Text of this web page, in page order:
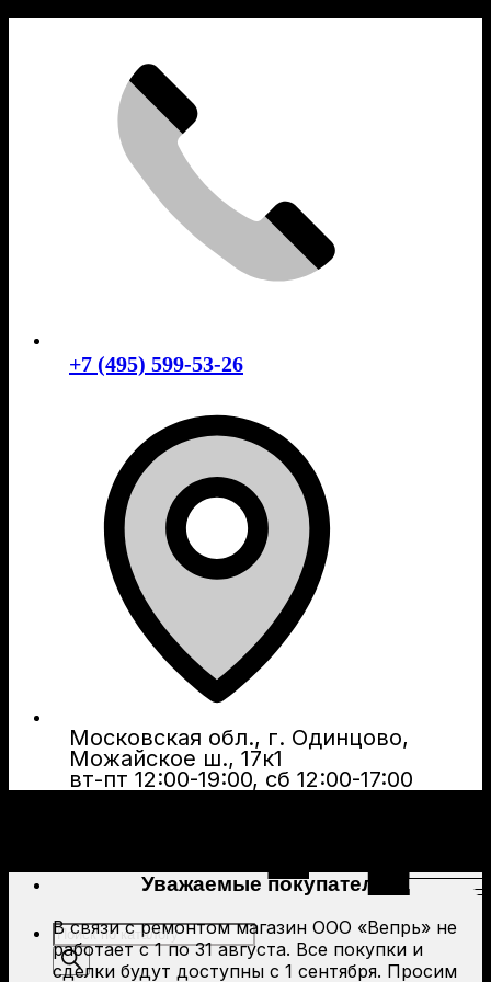
+7 (495) 599-53-26
Московская обл., г. Одинцово,
Можайское ш., 17к1
вт-пт 12:00-19:00, сб 12:00-17:00
Поиск
товаров
Уважаемые покупатели!
В связи с ремонтом магазин ООО «Вепрь» не
работает с 1 по 31 августа. Все покупки и
сделки будут доступны с 1 сентября. Просим